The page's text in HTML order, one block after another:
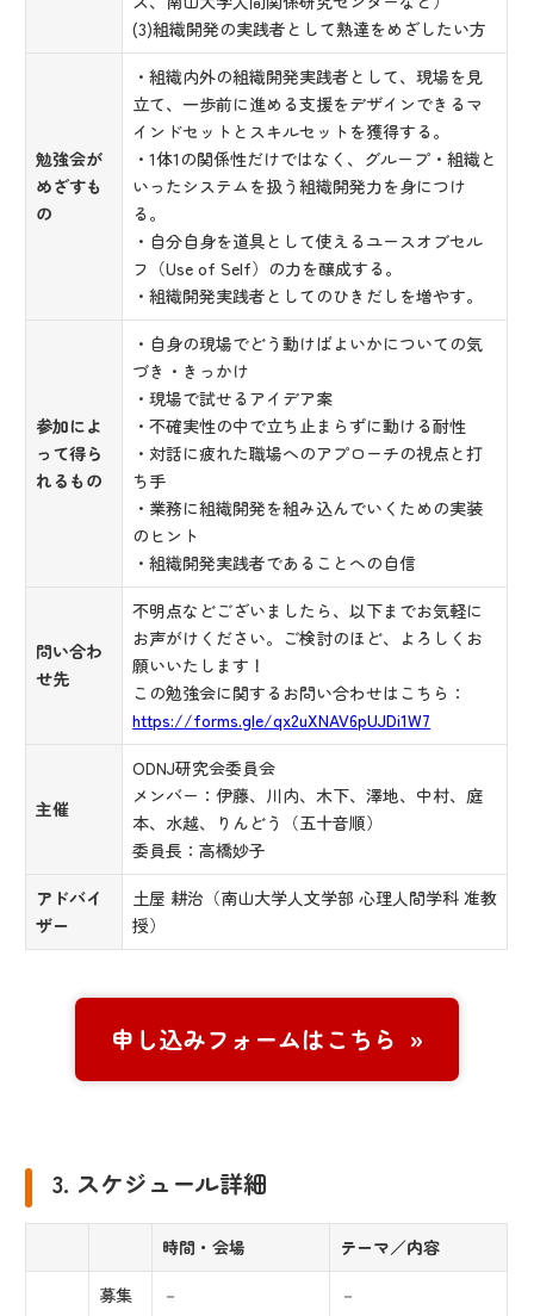
(3)組織開発の実践者として熟達をめざしたい方
勉強会が
めざすも
の
・組織内外の組織開発実践者として、現場を見
立て、一歩前に進める支援をデザインできるマ
インドセットとスキルセットを獲得する。
・1体1の関係性だけではなく、グループ・組織と
いったシステムを扱う組織開発力を身につけ
る。
・自分自身を道具として使えるユースオブセル
フ（Use of Self）の力を醸成する。
・組織開発実践者としてのひきだしを増やす。
参加によ
って得ら
れるもの
・自身の現場でどう動けばよいかについての気
づき・きっかけ
・現場で試せるアイデア案
・不確実性の中で立ち止まらずに動ける耐性
・対話に疲れた職場へのアプローチの視点と打
ち手
・業務に組織開発を組み込んでいくための実装
のヒント
・組織開発実践者であることへの自信
問い合わ
せ先
不明点などございましたら、以下までお気軽に
お声がけください。ご検討のほど、よろしくお
願いいたします！
この勉強会に関するお問い合わせはこちら：
https://forms.gle/qx2uXNAV6pUJDi1W7
主催
ODNJ研究会委員会
メンバー：伊藤、川内、木下、澤地、中村、庭
本、水越、りんどう（五十音順）
委員長：高橋妙子
アドバイ
ザー
土屋 耕治（南山大学人文学部 心理人間学科 准教
授）
申し込みフォームはこちら
3. スケジュール詳細
時間・会場
テーマ／内容
募集
－
－